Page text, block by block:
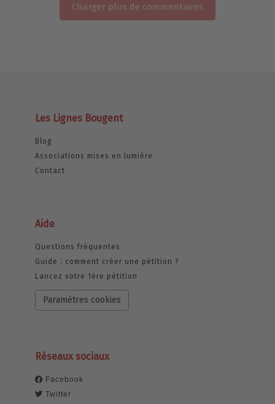
Charger plus de commentaires
Les Lignes Bougent
Blog
Associations mises en lumière
Contact
Aide
Questions fréquentes
Guide : comment créer une pétition ?
Lancez votre 1ère pétition
Paramètres cookies
Réseaux sociaux
Facebook
Twitter